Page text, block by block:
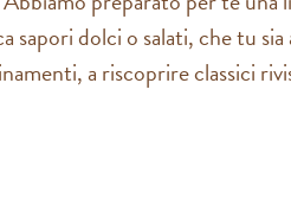
dolci o salati, che tu sia
a riscoprire classici